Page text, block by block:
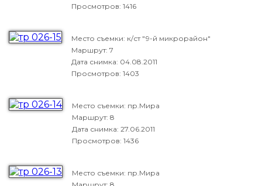
Просмотров: 1416
Место съемки: к/ст "9-й микрорайон"
Маршрут: 7
Дата снимка: 04.08.2011
Просмотров: 1403
Место съемки: пр.Мира
Маршрут: 8
Дата снимка: 27.06.2011
Просмотров: 1436
Место съемки: пр.Мира